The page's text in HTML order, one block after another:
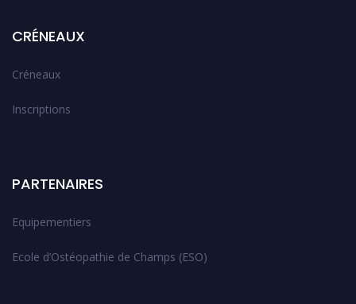
CRÉNEAUX
Créneaux
Inscriptions
PARTENAIRES
Equipementiers
Ecole d’Ostéopathie de Champs (ESO)